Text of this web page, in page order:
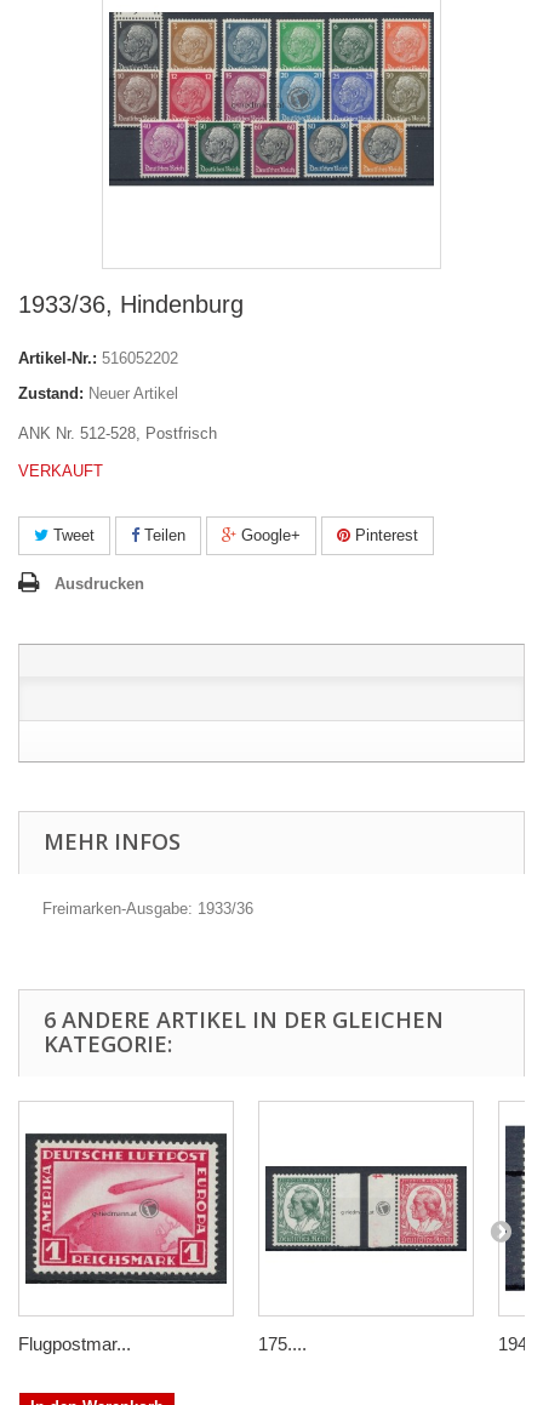
1933/36, Hindenburg
Artikel-Nr.: 516052202
Zustand: Neuer Artikel
ANK Nr. 512-528, Postfrisch
VERKAUFT
Tweet Teilen Google+ Pinterest
Ausdrucken
MEHR INFOS
Freimarken-Ausgabe: 1933/36
6 ANDERE ARTIKEL IN DER GLEICHEN
KATEGORIE:
Flugpostmar... 175....